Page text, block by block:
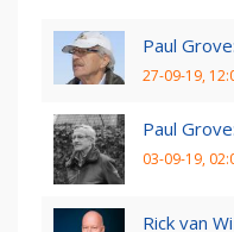
Paul
27-09-19,
Paul
03-09-19,
Rick van